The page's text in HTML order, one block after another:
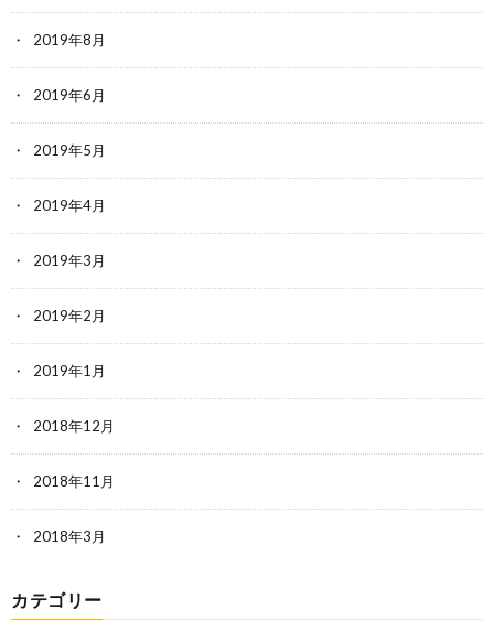
2019年8月
2019年6月
2019年5月
2019年4月
2019年3月
2019年2月
2019年1月
2018年12月
2018年11月
2018年3月
カテゴリー